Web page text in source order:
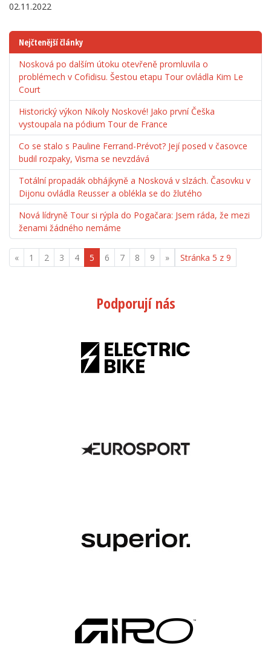
02.11.2022
Nejčtenější články
Nosková po dalším útoku otevřeně promluvila o
problémech v Cofidisu. Šestou etapu Tour ovládla Kim Le
Court
Historický výkon Nikoly Noskové! Jako první Češka
vystoupala na pódium Tour de France
Co se stalo s Pauline Ferrand-Prévot? Její posed v časovce
budil rozpaky, Visma se nevzdává
Totální propadák obhájkyně a Nosková v slzách. Časovku v
Dijonu ovládla Reusser a oblékla se do žlutého
Nová lídryně Tour si rýpla do Pogačara: Jsem ráda, že mezi
ženami žádného nemáme
« 1 2 3 4 5 6 7 8 9 » Stránka 5 z 9
Podporují nás